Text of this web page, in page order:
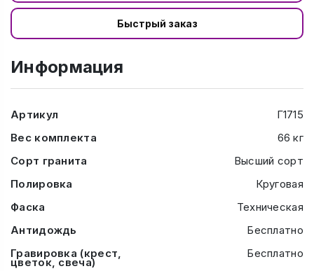
Быстрый заказ
Информация
Артикул
Г1715
Вес комплекта
66 кг
Сорт гранита
Высший сорт
Полировка
Круговая
Фаска
Техническая
Антидождь
Бесплатно
Гравировка (крест,
цветок, свеча)
Бесплатно